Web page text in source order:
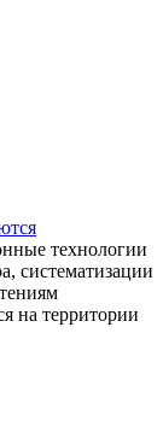
технологии
систематизации
на территории